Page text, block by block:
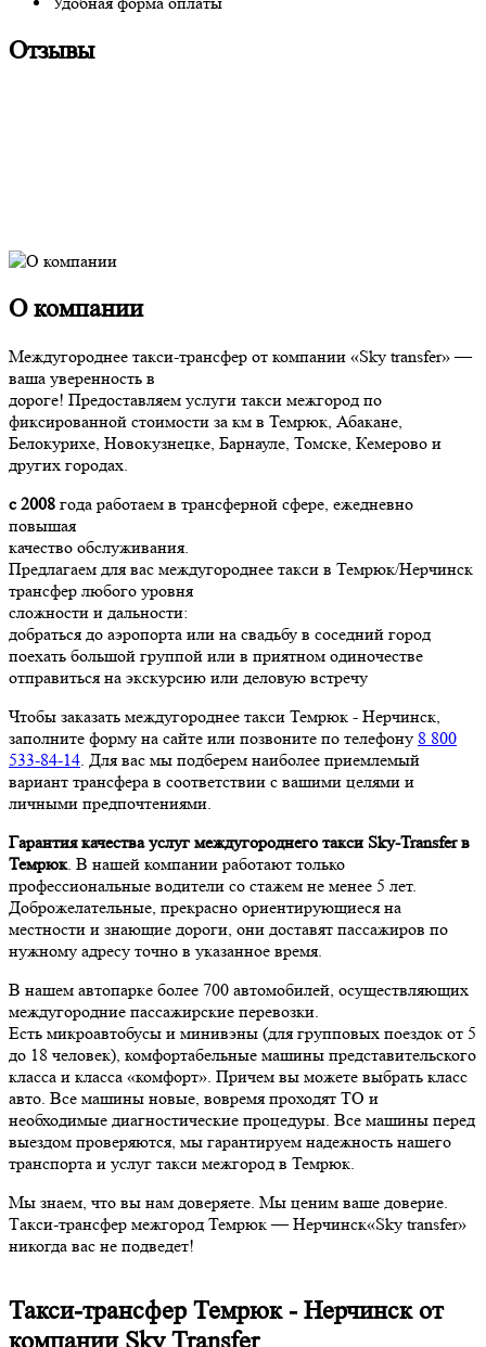
Отзывы
О компании
Междугороднее такси-трансфер от компании «Sky transfer» —
ваша уверенность в
дороге! Предоставляем услуги такси межгород по
фиксированной стоимости за км в Темрюк, Абакане,
Белокурихе, Новокузнецке, Барнауле, Томске, Кемерово и
других городах.
с 2008 года работаем в трансферной сфере, ежедневно
повышая
качество обслуживания.
Предлагаем для вас междугороднее такси в Темрюк/Нерчинск
трансфер любого уровня
сложности и дальности:
добраться до аэропорта или на свадьбу в соседний город
поехать большой группой или в приятном одиночестве
отправиться на экскурсию или деловую встречу
Чтобы заказать междугороднее такси Темрюк - Нерчинск,
заполните форму на сайте или позвоните по телефону 8 800
533-84-14. Для вас мы подберем наиболее приемлемый
вариант трансфера в соответствии с вашими целями и
личными предпочтениями.
Гарантия качества услуг междугороднего такси Sky-Transfer в
Темрюк. В нашей компании работают только
профессиональные водители со стажем не менее 5 лет.
Доброжелательные, прекрасно ориентирующиеся на
местности и знающие дороги, они доставят пассажиров по
нужному адресу точно в указанное время.
В нашем автопарке более 700 автомобилей, осуществляющих
междугородние пассажирские перевозки.
Есть микроавтобусы и минивэны (для групповых поездок от 5
до 18 человек), комфортабельные машины представительского
класса и класса «комфорт». Причем вы можете выбрать класс
авто. Все машины новые, вовремя проходят ТО и
необходимые диагностические процедуры. Все машины перед
выездом проверяются, мы гарантируем надежность нашего
транспорта и услуг такси межгород в Темрюк.
Мы знаем, что вы нам доверяете. Мы ценим ваше доверие.
Такси-трансфер межгород Темрюк — Нерчинск«Sky transfer»
никогда вас не подведет!
Такси-трансфер Темрюк - Нерчинск от
компании Sky Transfer